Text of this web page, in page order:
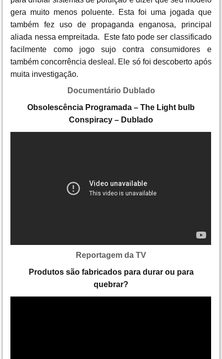
gera muito menos poluente. Esta foi uma jogada que
também fez uso de propaganda enganosa, principal
aliada nessa empreitada. Este fato pode ser classificado
facilmente como jogo sujo contra consumidores e
também concorrência desleal. Ele só foi descoberto após
muita investigação.
Documentário Dublado
Obsolescência Programada – The Light bulb
Conspiracy – Dublado
Reportagem da TV
Produtos são fabricados para durar ou para
quebrar?